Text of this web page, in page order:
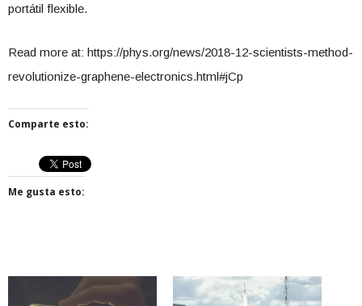
portátil flexible.
Read more at: https://phys.org/news/2018-12-scientists-method-
revolutionize-graphene-electronics.html#jCp
Comparte esto:
Me gusta esto: